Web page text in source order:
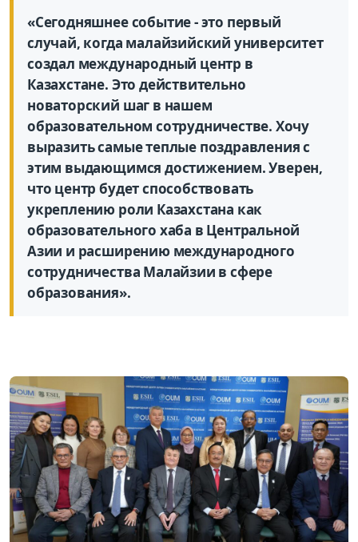
«Сегодняшнее событие - это первый
случай, когда малайзийский университет
создал международный центр в
Казахстане. Это действительно
новаторский шаг в нашем
образовательном сотрудничестве. Хочу
выразить самые теплые поздравления с
этим выдающимся достижением. Уверен,
что центр будет способствовать
укреплению роли Казахстана как
образовательного хаба в Центральной
Азии и расширению международного
сотрудничества Малайзии в сфере
образования».